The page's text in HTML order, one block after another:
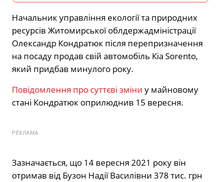
Начальник управління екології та природних
ресурсів Житомирської облдержадміністрації
Олександр Кондратюк після перепризначення
на посаду продав свій автомобіль Кіа Sorento,
який придбав минулого року.
Повідомлення про суттєві зміни у майновому
стані Кондратюк оприлюднив 15 вересня.
РЕКЛАМА
Зазначається, що 14 вересня 2021 року він
отримав від Бузон Надії Василівни 378 тис. грн